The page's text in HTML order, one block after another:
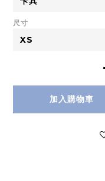
尺寸
加入購物車